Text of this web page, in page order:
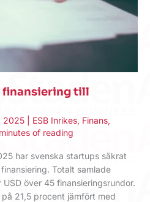
finansiering till
2025 ESB Inrikes, Finans,
of reading
har svenska startups säkrat
Totalt samlade
över 45 finansieringsrundor.
21,5 procent jämfört med